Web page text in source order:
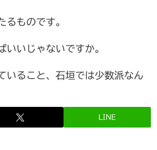
るものです。
いいじゃないですか。
いること、石垣では少数派なん
LINE